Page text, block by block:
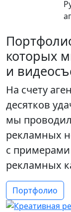
которых
и
На счету
десятков
мы
рекламных
с
рекламных
Портфолио